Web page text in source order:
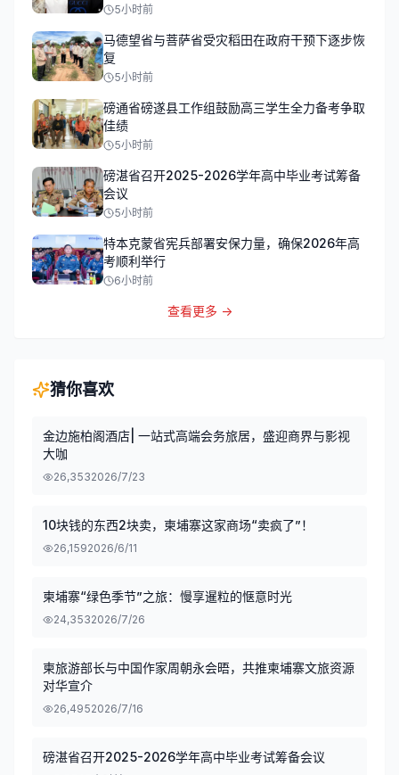
5小时前
马德望省与菩萨省受灾稻田在政府干预下逐步恢
复
5小时前
磅通省磅遂县工作组鼓励高三学生全力备考争取
佳绩
5小时前
磅湛省召开2025-2026学年高中毕业考试筹备
会议
5小时前
特本克蒙省宪兵部署安保力量，确保2026年高
考顺利举行
6小时前
查看更多 →
猜你喜欢
金边施柏阁酒店| 一站式高端会务旅居，盛迎商界与影视
大咖
26,3532026/7/23
10块钱的东西2块卖，柬埔寨这家商场“卖疯了”！
26,1592026/6/11
柬埔寨“绿色季节”之旅：慢享暹粒的惬意时光
24,3532026/7/26
柬旅游部长与中国作家周朝永会晤，共推柬埔寨文旅资源
对华宣介
26,4952026/7/16
磅湛省召开2025-2026学年高中毕业考试筹备会议